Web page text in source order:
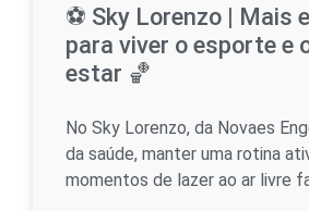
⚽ Sky Lorenzo | Mais
para viver o esporte e
estar 🏀
No Sky Lorenzo, da Novaes
da saúde, manter uma rotina
momentos de lazer ao ar livre